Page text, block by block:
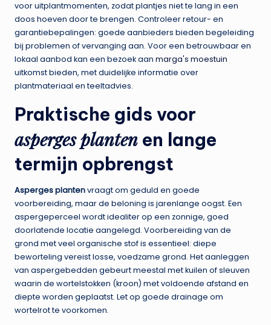
voor uitplantmomenten, zodat plantjes niet te lang in een
doos hoeven door te brengen. Controleer retour- en
garantiebepalingen: goede aanbieders bieden begeleiding
bij problemen of vervanging aan. Voor een betrouwbaar en
lokaal aanbod kan een bezoek aan marga's moestuin
uitkomst bieden, met duidelijke informatie over
plantmateriaal en teeltadvies.
Praktische gids voor
asperges planten en lange
termijn opbrengst
Asperges plantenvraagt om geduld en goede
voorbereiding, maar de beloning is jarenlange oogst. Een
aspergeperceel wordt idealiter op een zonnige, goed
doorlatende locatie aangelegd. Voorbereiding van de
grond met veel organische stof is essentieel: diepe
beworteling vereist losse, voedzame grond. Het aanleggen
van aspergebedden gebeurt meestal met kuilen of sleuven
waarin de wortelstokken (kroon) met voldoende afstand en
diepte worden geplaatst. Let op goede drainage om
wortelrot te voorkomen.